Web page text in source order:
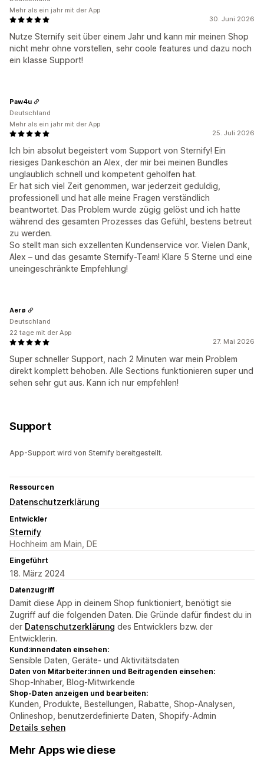
30. Juni 2026
Nutze Sternify seit über einem Jahr und kann mir meinen Shop
nicht mehr ohne vorstellen, sehr coole features und dazu noch
ein klasse Support!
Mehr als ein jahr mit der App
25. Juli 2026
Ich bin absolut begeistert vom Support von Sternify! Ein
riesiges Dankeschön an Alex, der mir bei meinen Bundles
unglaublich schnell und kompetent geholfen hat.
Er hat sich viel Zeit genommen, war jederzeit geduldig,
professionell und hat alle meine Fragen verständlich
beantwortet. Das Problem wurde zügig gelöst und ich hatte
während des gesamten Prozesses das Gefühl, bestens betreut
zu werden.
So stellt man sich exzellenten Kundenservice vor. Vielen Dank,
Alex – und das gesamte Sternify-Team! Klare 5 Sterne und eine
uneingeschränkte Empfehlung!
Paw4u
Deutschland
Mehr als ein jahr mit der App
27. Mai 2026
Super schneller Support, nach 2 Minuten war mein Problem
direkt komplett behoben. Alle Sections funktionieren super und
sehen sehr gut aus. Kann ich nur empfehlen!
Aerø
Deutschland
22 tage mit der App
Support
App-Support wird von Sternify bereitgestellt.
Ressourcen
Datenschutzerklärung
Entwickler
Sternify
Hochheim am Main, DE
Eingeführt
18. März 2024
Datenzugriff
Damit diese App in deinem Shop funktioniert, benötigt sie
Zugriff auf die folgenden Daten. Die Gründe dafür findest du in
der Datenschutzerklärung des Entwicklers bzw. der
Entwicklerin.
Kund:innendaten einsehen:
Sensible Daten, Geräte- und Aktivitätsdaten
Daten von Mitarbeiter:innen und Beitragenden einsehen:
Shop-Inhaber, Blog-Mitwirkende
Shop-Daten anzeigen und bearbeiten:
Kunden, Produkte, Bestellungen, Rabatte, Shop-Analysen,
Onlineshop, benutzerdefinierte Daten, Shopify-Admin
Details sehen
Mehr Apps wie diese